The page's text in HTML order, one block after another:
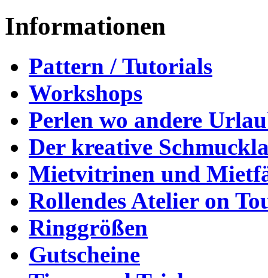
Informationen
Pattern / Tutorials
Workshops
Perlen wo andere
Der kreative
Mietvitrinen und
Rollendes Atelier on
Ringgrößen
Gutscheine